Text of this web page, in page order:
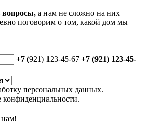
вопросы, а нам не сложно на них
поговорим о том, какой дом мы
+7 (921) 123-45-67 +7 (921) 123-45-
персональных данных.
нам!